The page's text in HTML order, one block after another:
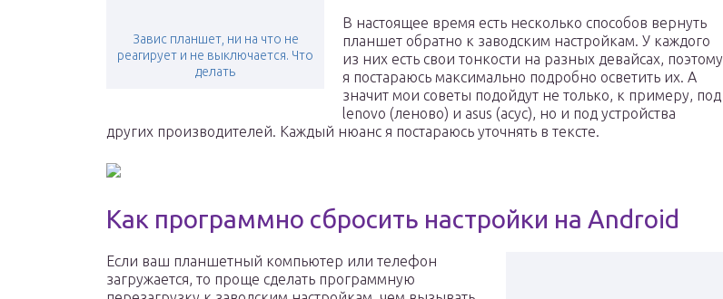
Завис планшет, ни на что не
реагирует и не выключается. Что
делать
В настоящее время есть несколько способов вернуть
планшет обратно к заводским настройкам. У каждого
из них есть свои тонкости на разных девайсах, поэтому
я постараюсь максимально подробно осветить их. А
значит мои советы подойдут не только, к примеру, под
lenovo (леново) и asus (асус), но и под устройства
других производителей. Каждый нюанс я постараюсь уточнять в тексте.
Как программно сбросить настройки на Android
Если ваш планшетный компьютер или телефон
загружается, то проще сделать программную